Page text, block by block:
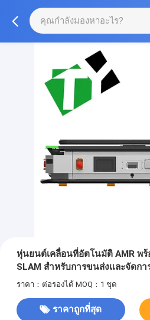
หุ่นยนต์เคลื่อนที่อัตโนมัติ AMR พร้
SLAM สำหรับการขนส่งและจัดกา
คุณสมบัติหยุดฉุกเฉินและการตรวจ
ราคา：ต่อรองได้ MOQ：1 ชุด
ราคาถูกที่สุด